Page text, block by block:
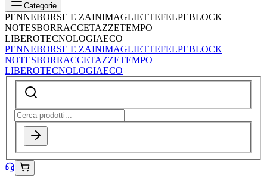
Categorie
PENNEBORSE E ZAINIMAGLIETTEFELPEBLOCK
NOTESBORRACCETAZZETEMPO
LIBEROTECNOLOGIAECO
PENNEBORSE E ZAINIMAGLIETTEFELPEBLOCK
NOTESBORRACCETAZZETEMPO
LIBEROTECNOLOGIAECO